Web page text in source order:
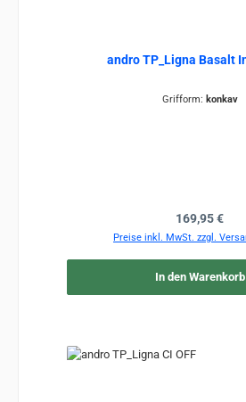
andro TP_Ligna Basalt
Grifform: konkav
Regulärer
169,95 €
Preise inkl. MwSt. zzgl.
In den Warenkorb